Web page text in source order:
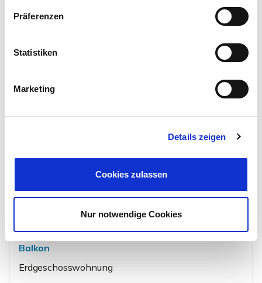
Präferenzen
Statistiken
Marketing
Details zeigen
Cookies zulassen
Nur notwendige Cookies
3 bis 4-Zimmer-Wohnung mit Garten in der Nähe
vom Wasserturm
Braunschweig
Sanierte, helle 3 Zi-Altbauwohnung mit großem
Balkon
Erdgeschosswohnung